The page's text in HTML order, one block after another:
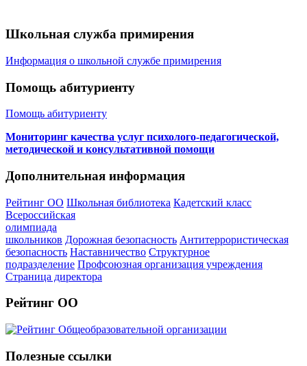
Школьная служба примирения
Информация о школьной службе примирения
Помощь абитуриенту
Помощь абитуриенту
Мониторинг качества услуг психолого-педагогической,
методической и консультативной помощи
Дополнительная информация
Рейтинг ОО Школьная библиотека Кадетский класс
Всероссийская
олимпиада
школьников Дорожная безопасность Антитеррористическая
безопасность Наставничество Структурное
подразделение Профсоюзная организация учреждения
Страница директора
Рейтинг ОО
Полезные ссылки